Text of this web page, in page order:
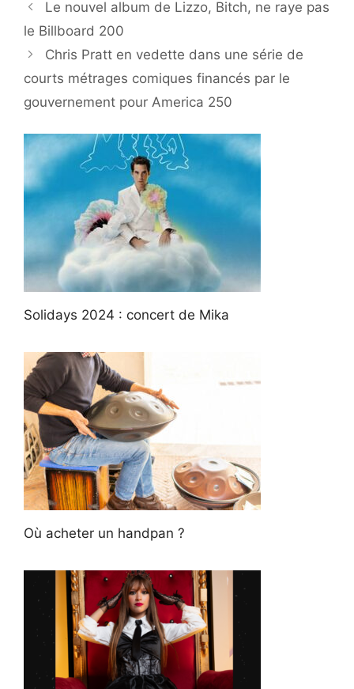
Le nouvel album de Lizzo, Bitch, ne raye pas
le Billboard 200
Chris Pratt en vedette dans une série de
courts métrages comiques financés par le
gouvernement pour America 250
Solidays 2024 : concert de Mika
Où acheter un handpan ?